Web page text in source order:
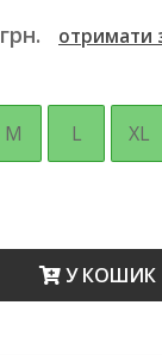
грн. отримати
M L XL
У КОШИК